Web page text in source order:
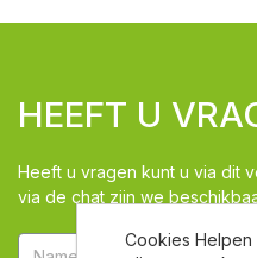
HEEFT U
Heeft u vragen kunt u via dit
via de chat zijn we
Cookies